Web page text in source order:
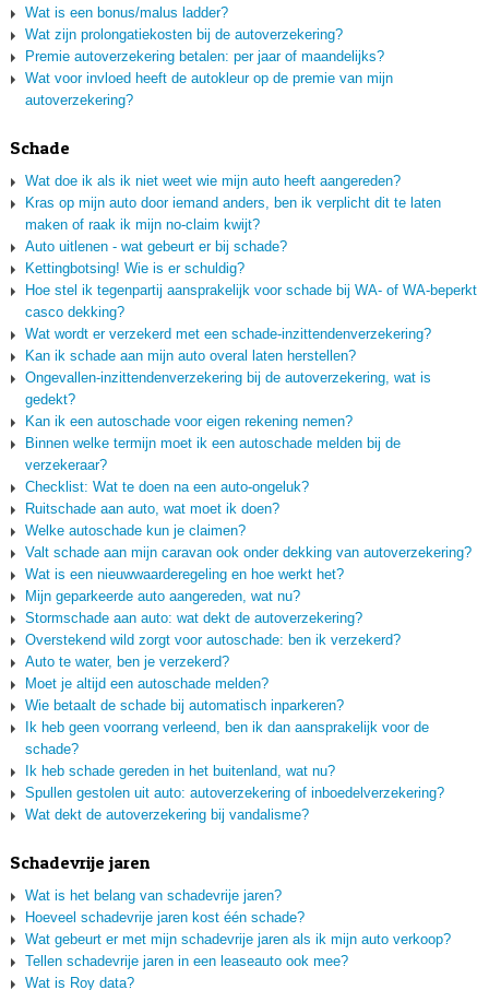
Wat is een bonus/malus ladder?
Wat zijn prolongatiekosten bij de autoverzekering?
Premie autoverzekering betalen: per jaar of maandelijks?
Wat voor invloed heeft de autokleur op de premie van mijn
autoverzekering?
Schade
Wat doe ik als ik niet weet wie mijn auto heeft aangereden?
Kras op mijn auto door iemand anders, ben ik verplicht dit te laten
maken of raak ik mijn no-claim kwijt?
Auto uitlenen - wat gebeurt er bij schade?
Kettingbotsing! Wie is er schuldig?
Hoe stel ik tegenpartij aansprakelijk voor schade bij WA- of WA-beperkt
casco dekking?
Wat wordt er verzekerd met een schade-inzittendenverzekering?
Kan ik schade aan mijn auto overal laten herstellen?
Ongevallen-inzittendenverzekering bij de autoverzekering, wat is
gedekt?
Kan ik een autoschade voor eigen rekening nemen?
Binnen welke termijn moet ik een autoschade melden bij de
verzekeraar?
Checklist: Wat te doen na een auto-ongeluk?
Ruitschade aan auto, wat moet ik doen?
Welke autoschade kun je claimen?
Valt schade aan mijn caravan ook onder dekking van autoverzekering?
Wat is een nieuwwaarderegeling en hoe werkt het?
Mijn geparkeerde auto aangereden, wat nu?
Stormschade aan auto: wat dekt de autoverzekering?
Overstekend wild zorgt voor autoschade: ben ik verzekerd?
Auto te water, ben je verzekerd?
Moet je altijd een autoschade melden?
Wie betaalt de schade bij automatisch inparkeren?
Ik heb geen voorrang verleend, ben ik dan aansprakelijk voor de
schade?
Ik heb schade gereden in het buitenland, wat nu?
Spullen gestolen uit auto: autoverzekering of inboedelverzekering?
Wat dekt de autoverzekering bij vandalisme?
Schadevrije jaren
Wat is het belang van schadevrije jaren?
Hoeveel schadevrije jaren kost één schade?
Wat gebeurt er met mijn schadevrije jaren als ik mijn auto verkoop?
Tellen schadevrije jaren in een leaseauto ook mee?
Wat is Roy data?